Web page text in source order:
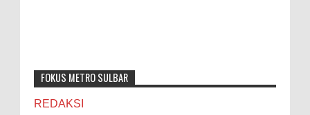
FOKUS METRO SULBAR
REDAKSI